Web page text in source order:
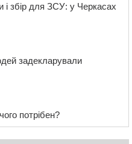
і збір для ЗСУ: у Черкасах
задекларували
потрібен?